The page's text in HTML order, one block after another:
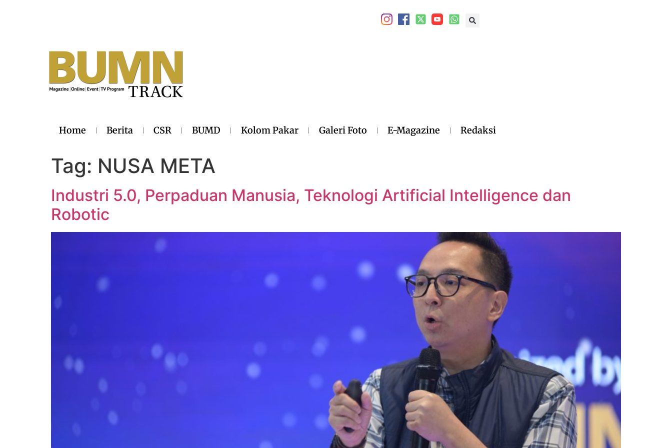
Home Berita CSR BUMD Kolom Pakar Galeri Foto E-Magazine Redaksi
Tag: NUSA META
Industri 5.0, Perpaduan Manusia, Teknologi Artificial Intelligence dan
Robotic